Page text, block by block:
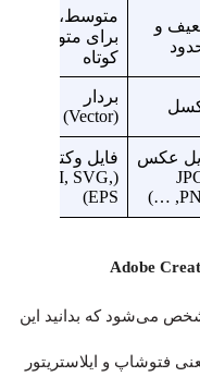
و
متوسط،
برای متون
کوتاه
بردار
(Vector)
عکس
فایل وکتور
(AI, SVG,
EPS)
مشخص می‌شود که بدانید این
فتوشاپ و ایلاستریتور